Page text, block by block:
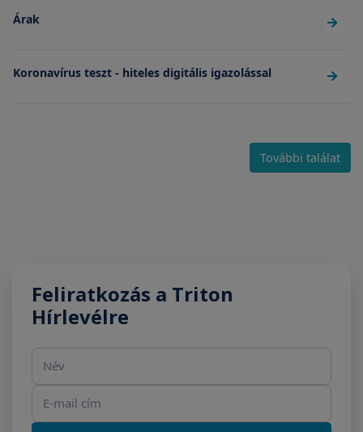
Árak
Koronavírus teszt - hiteles digitális igazolással
További találat
Feliratkozás a Triton
Hírlevélre